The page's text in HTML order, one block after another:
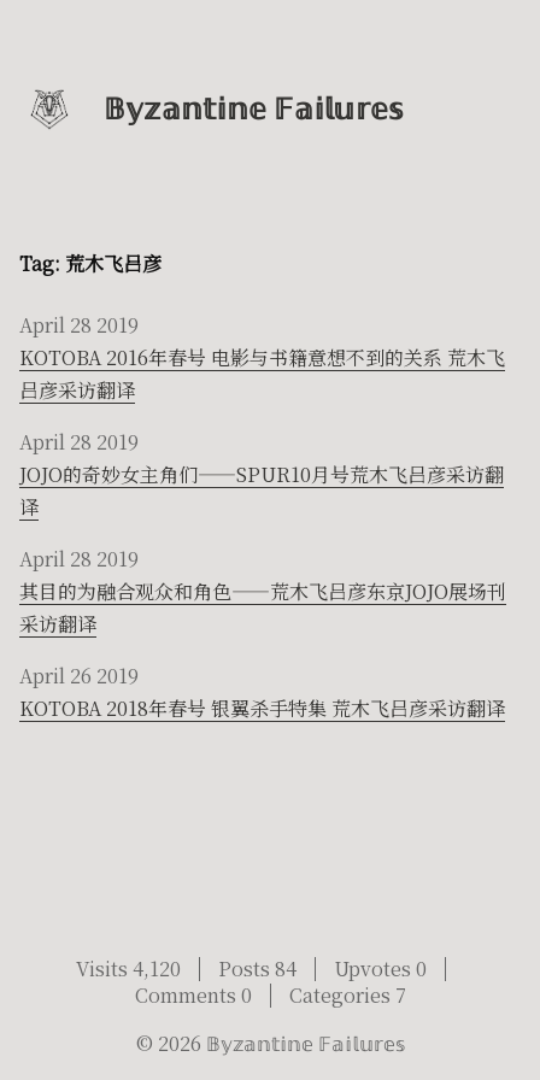
𝔹𝕪𝕫𝕒𝕟𝕥𝕚𝕟𝕖 𝔽𝕒𝕚𝕝𝕦𝕣𝕖𝕤
Tag: 荒木飞吕彦
April 28 2019
KOTOBA 2016年春号 电影与书籍意想不到的关系 荒木飞
吕彦采访翻译
April 28 2019
JOJO的奇妙女主角们——SPUR10月号荒木飞吕彦采访翻
译
April 28 2019
其目的为融合观众和角色——荒木飞吕彦东京JOJO展场刊
采访翻译
April 26 2019
KOTOBA 2018年春号 银翼杀手特集 荒木飞吕彦采访翻译
Visits 4,120 Posts 84
Upvotes 0
Comments 0
Categories 7
© 2026 𝔹𝕪𝕫𝕒𝕟𝕥𝕚𝕟𝕖 𝔽𝕒𝕚𝕝𝕦𝕣𝕖𝕤